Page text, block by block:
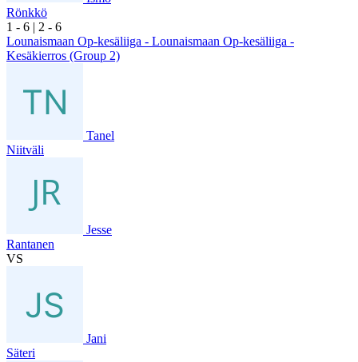
Rönkkö
1 - 6 | 2 - 6
Lounaismaan Op-kesäliiga - Lounaismaan Op-kesäliiga -
Kesäkierros (Group 2)
Tanel
Niitväli
Jesse
Rantanen
VS
Jani
Säteri